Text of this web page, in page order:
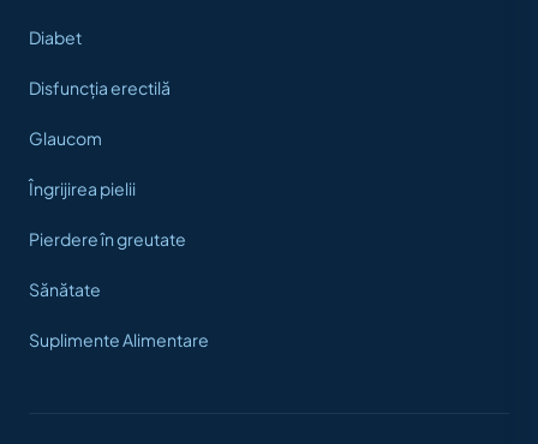
Diabet
Disfuncția erectilă
Glaucom
Îngrijirea pielii
Pierdere în greutate
Sănătate
Suplimente Alimentare